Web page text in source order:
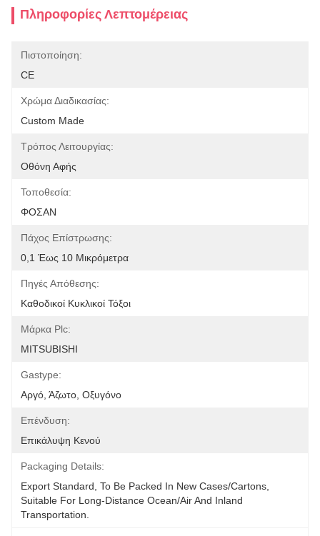
Πληροφορίες Λεπτομέρειας
Πιστοποίηση:
CE
Χρώμα Διαδικασίας:
Custom Made
Τρόπος Λειτουργίας:
Οθόνη Αφής
Τοποθεσία:
ΦΟΣΑΝ
Πάχος Επίστρωσης:
0,1 Έως 10 Μικρόμετρα
Πηγές Απόθεσης:
Καθοδικοί Κυκλικοί Τόξοι
Μάρκα Plc:
MITSUBISHI
Gastype:
Αργό, Άζωτο, Οξυγόνο
Επένδυση:
Επικάλυψη Κενού
Packaging Details:
Export Standard, To Be Packed In New Cases/cartons,
Suitable For Long-Distance Ocean/air And Inland
Transportation.